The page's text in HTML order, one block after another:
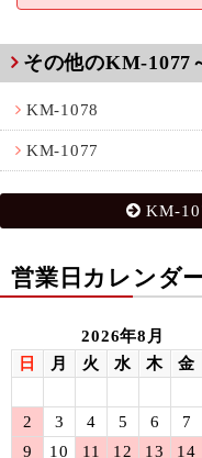
その他のKM-1077
KM-1078
KM-1077
KM-
営業日カレンダ
2026年8月
日
月 火 水 木 金
2
3 4 5 6 7
9
10 11 12 13 14